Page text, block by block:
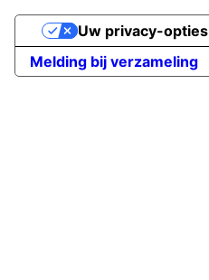
Melding bij verzameling
Uw privacy-opties